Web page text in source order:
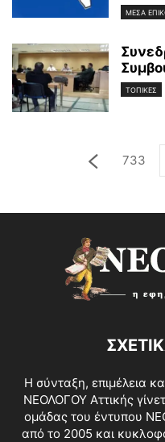
ΜΕΣΑ
ΤΟΠΙΚΕΣ
733
Η σύνταξη, επιμέλεια
ΝΕΟΛΟΓΟΥ Αττικής
ομάδας του έντυπου
από το 2005 και